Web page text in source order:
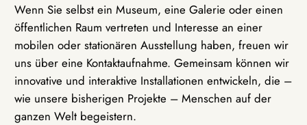
Wenn Sie selbst ein Museum, eine Galerie oder einen
öffentlichen Raum vertreten und Interesse an einer
mobilen oder stationären Ausstellung haben, freuen wir
uns über eine Kontaktaufnahme. Gemeinsam können wir
innovative und interaktive Installationen entwickeln, die –
wie unsere bisherigen Projekte – Menschen auf der
ganzen Welt begeistern.